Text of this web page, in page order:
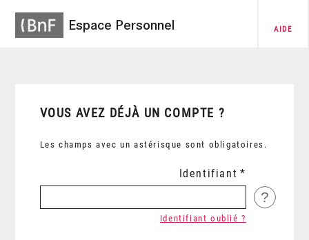
Espace Personnel AIDE
VOUS AVEZ DÉJÀ UN COMPTE ?
Les champs avec un astérisque sont obligatoires.
Identifiant
?
Identifiant oublié ?